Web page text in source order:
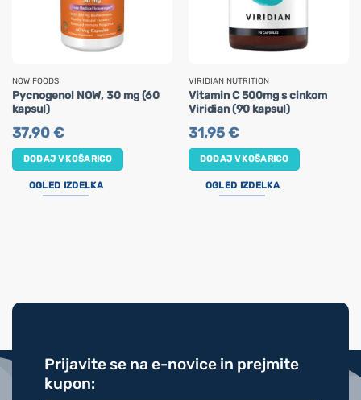
NOW FOODS
Pycnogenol NOW, 30 mg (60
kapsul)
37,90€
DODAJ V KOŠARICO
OGLED IZDELKA
VIRIDIAN NUTRITION
Vitamin C 500mg s cinkom
Viridian (90 kapsul)
31,95€
DODAJ V KOŠARICO
OGLED IZDELKA
Prijavite se na e-novice in prejmite
kupon: